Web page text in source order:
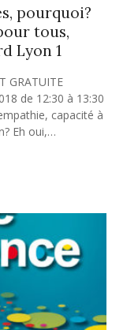
pourquoi?
tous,
Lyon 1
de 12:30 à 13:30
capacité à
Eh oui,…